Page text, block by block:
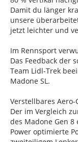
Damit du länger
unsere
jetzt leichter und
Im Rennsport
Das Feedback der
Team Lidl-Trek
Madone SL.
Verstellbares Aero-
Der im Vergleich
des Madone Gen
Power optimierte